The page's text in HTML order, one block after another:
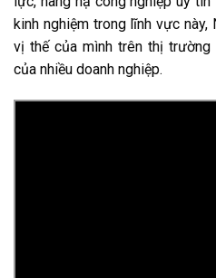
kinh nghiệm trong lĩnh vực
vị thế của mình trên thị
của nhiều doanh nghiệp.